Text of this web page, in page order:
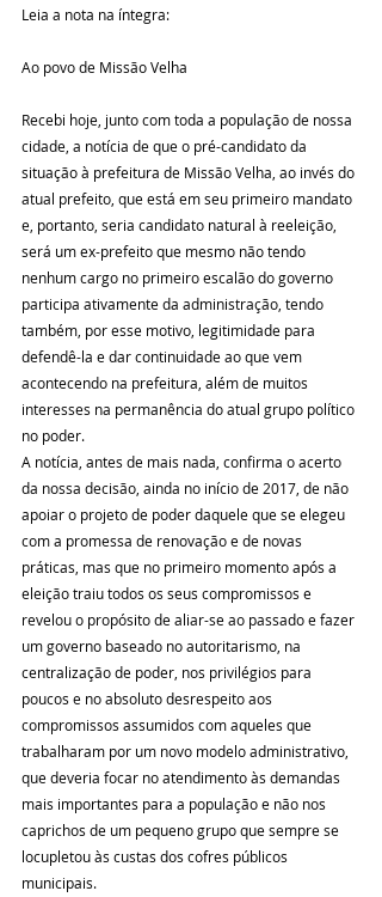
Leia a nota na íntegra:
Ao povo de Missão Velha
Recebi hoje, junto com toda a população de nossa
cidade, a notícia de que o pré-candidato da
situação à prefeitura de Missão Velha, ao invés do
atual prefeito, que está em seu primeiro mandato
e, portanto, seria candidato natural à reeleição,
será um ex-prefeito que mesmo não tendo
nenhum cargo no primeiro escalão do governo
participa ativamente da administração, tendo
também, por esse motivo, legitimidade para
defendê-la e dar continuidade ao que vem
acontecendo na prefeitura, além de muitos
interesses na permanência do atual grupo político
no poder.
A notícia, antes de mais nada, confirma o acerto
da nossa decisão, ainda no início de 2017, de não
apoiar o projeto de poder daquele que se elegeu
com a promessa de renovação e de novas
práticas, mas que no primeiro momento após a
eleição traiu todos os seus compromissos e
revelou o propósito de aliar-se ao passado e fazer
um governo baseado no autoritarismo, na
centralização de poder, nos privilégios para
poucos e no absoluto desrespeito aos
compromissos assumidos com aqueles que
trabalharam por um novo modelo administrativo,
que deveria focar no atendimento às demandas
mais importantes para a população e não nos
caprichos de um pequeno grupo que sempre se
locupletou às custas dos cofres públicos
municipais.